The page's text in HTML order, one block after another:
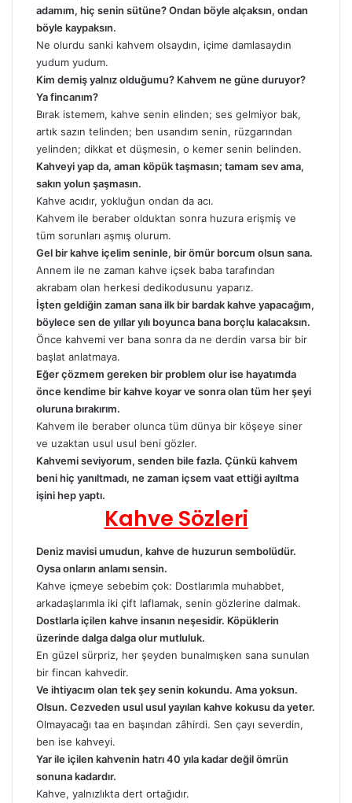
adamım, hiç senin sütüne? Ondan böyle alçaksın, ondan
böyle kaypaksın.
Ne olurdu sanki kahvem olsaydın, içime damlasaydın
yudum yudum.
Kim demiş yalnız olduğumu? Kahvem ne güne duruyor?
Ya fincanım?
Bırak istemem, kahve senin elinden; ses gelmiyor bak,
artık sazın telinden; ben usandım senin, rüzgarından
yelinden; dikkat et düşmesin, o kemer senin belinden.
Kahveyi yap da, aman köpük taşmasın; tamam sev ama,
sakın yolun şaşmasın.
Kahve acıdır, yokluğun ondan da acı.
Kahvem ile beraber olduktan sonra huzura erişmiş ve
tüm sorunları aşmış olurum.
Gel bir kahve içelim seninle, bir ömür borcum olsun sana.
Annem ile ne zaman kahve içsek baba tarafından
akrabam olan herkesi dedikodusunu yaparız.
İşten geldiğin zaman sana ilk bir bardak kahve yapacağım,
böylece sen de yıllar yılı boyunca bana borçlu kalacaksın.
Önce kahvemi ver bana sonra da ne derdin varsa bir bir
başlat anlatmaya.
Eğer çözmem gereken bir problem olur ise hayatımda
önce kendime bir kahve koyar ve sonra olan tüm her şeyi
oluruna bırakırım.
Kahvem ile beraber olunca tüm dünya bir köşeye siner
ve uzaktan usul usul beni gözler.
Kahvemi seviyorum, senden bile fazla. Çünkü kahvem
beni hiç yanıltmadı, ne zaman içsem vaat ettiği ayıltma
işini hep yaptı.
Kahve Sözleri
Deniz mavisi umudun, kahve de huzurun sembolüdür.
Oysa onların anlamı sensin.
Kahve içmeye sebebim çok: Dostlarımla muhabbet,
arkadaşlarımla iki çift laflamak, senin gözlerine dalmak.
Dostlarla içilen kahveinsanın neşesidir. Köpüklerin
üzerinde dalga dalga olur mutluluk.
En güzel sürpriz, her şeyden bunalmışken sana sunulan
bir fincan kahvedir.
Ve ihtiyacım olan tek şey senin kokundu. Ama yoksun.
Olsun. Cezveden usul usul yayılan kahve kokusu da yeter.
Olmayacağı taa en başından zâhirdi. Sen çayı severdin,
ben ise kahveyi.
Yar ile içilen kahvenin hatrı 40 yıla kadar değil ömrün
sonuna kadardır.
Kahve, yalnızlıkta dert ortağıdır.